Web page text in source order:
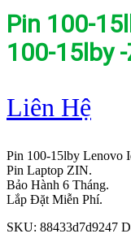
Pin 100-
100-15lby
Liên Hệ
Pin 100-15lby Lenovo
Pin Laptop ZIN.
Bảo Hành 6 Tháng.
Lắp Đặt Miễn Phí.
SKU: 88433d7d9247